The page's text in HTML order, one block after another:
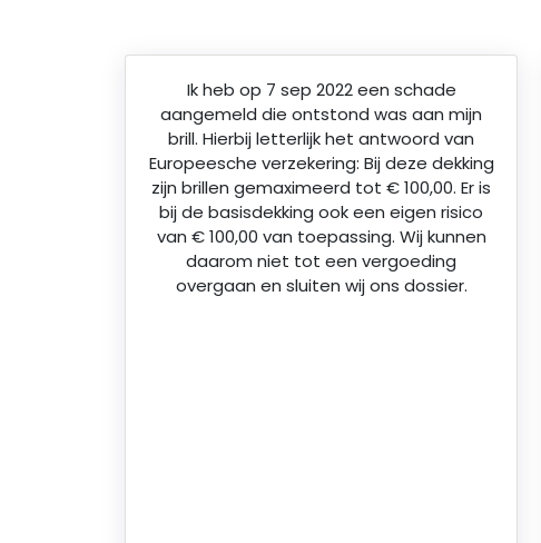
Ik heb op 7 sep 2022 een schade
aangemeld die ontstond was aan mijn
brill. Hierbij letterlijk het antwoord van
Europeesche verzekering: Bij deze dekking
zijn brillen gemaximeerd tot € 100,00. Er is
bij de basisdekking ook een eigen risico
van € 100,00 van toepassing. Wij kunnen
daarom niet tot een vergoeding
overgaan en sluiten wij ons dossier.